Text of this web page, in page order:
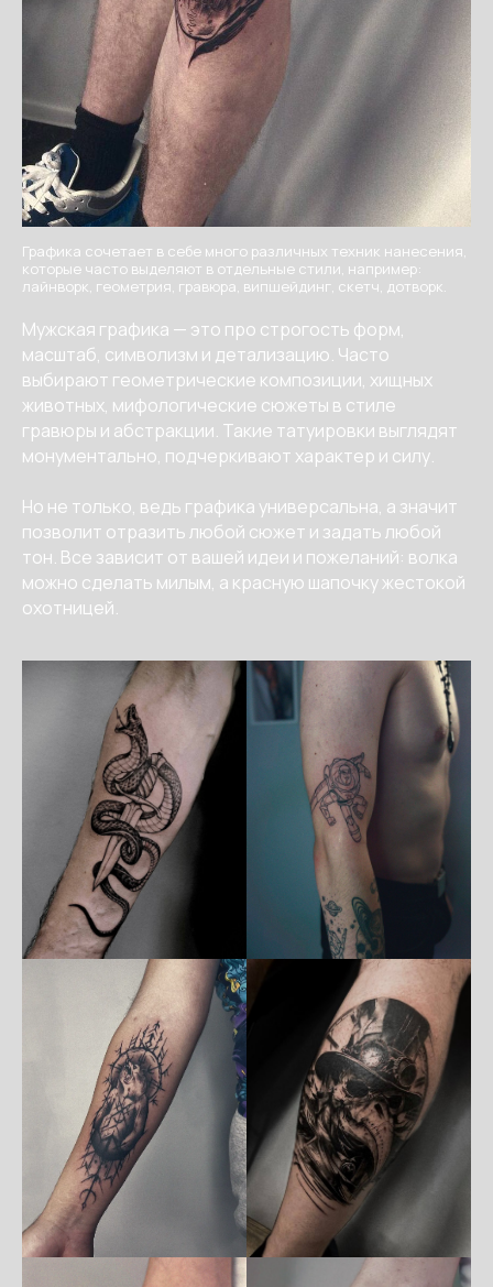
Графика сочетает в себе много различных техник нанесения,
которые часто выделяют в отдельные стили, например:
лайнворк, геометрия, гравюра, випшейдинг, скетч, дотворк.
Мужская графика — это про строгость форм,
масштаб, символизм и детализацию. Часто
выбирают геометрические композиции, хищных
животных, мифологические сюжеты в стиле
гравюры и абстракции. Такие татуировки выглядят
монументально, подчеркивают характер и силу.
Но не только, ведь графика универсальна, а значит
позволит отразить любой сюжет и задать любой
тон. Все зависит от вашей идеи и пожеланий: волка
можно сделать милым, а красную шапочку жестокой
охотницей.